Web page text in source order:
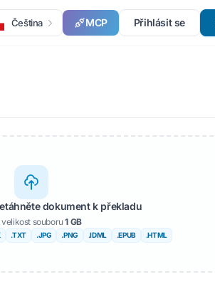
Čeština MCP Přihlásit se
dokument k překladu
velikost souboru1 GB
.TXT .JPG .PNG .IDML .EPUB .HTML